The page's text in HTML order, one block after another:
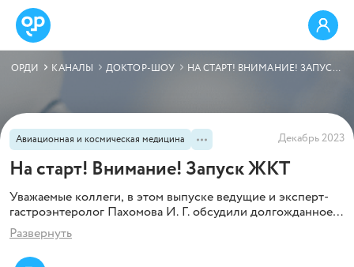
ОРДИ КАНАЛЫ ДОКТОР-ШОУ НА СТАРТ! ВНИМАНИЕ! ЗАПУСК ЖКТ
Авиационная и космическая медицина Декабрь 2023
На старт! Внимание! Запуск ЖКТ
Уважаемые коллеги, в этом выпуске ведущие и эксперт-
гастроэнтеролог Пахомова И. Г. обсудили долгожданное
появление новой молекулы прокинетика в России и
основные положения диагностики и терапии
функциональной диспепсии, как её отличить от ГЭРБ.
Развернуть